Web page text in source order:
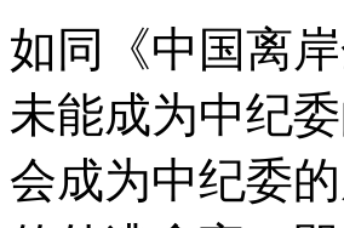
如同《中国离
未能成为中纪
会成为中纪委